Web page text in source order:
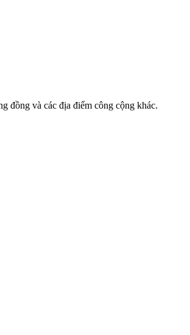
đồng và các địa điểm công cộng khác.